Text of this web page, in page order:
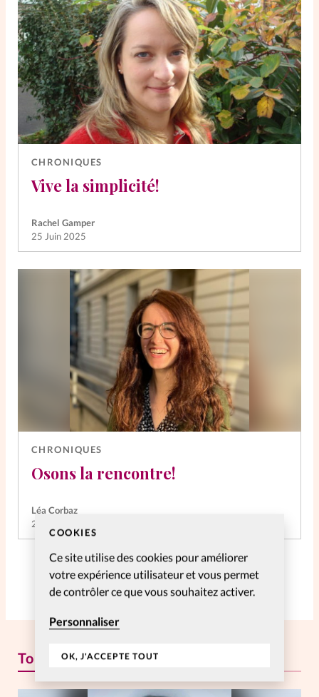
COOKIES
Ce site utilise des cookies pour améliorer
votre expérience utilisateur et vous permet
de contrôler ce que vous souhaitez activer.
Personnaliser
OK, J'ACCEPTE TOUT
CHRONIQUES
Vive la simplicité!
Rachel Gamper
25 Juin 2025
CHRONIQUES
Osons la rencontre!
Léa Corbaz
28 Mai 2025
Tous les articles